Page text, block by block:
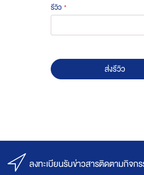
รีวิว
ส่งรีวิว
ลงทะเบียนรับข่าวสารติดตามกิจกร